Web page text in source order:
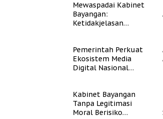
Mewaspadai Kabinet
Bayangan:
Ketidakjelasan
Pemerintah Perkuat
Ekosistem Media
Digital Nasional
Kabinet Bayangan
Tanpa Legitimasi
Moral Berisiko